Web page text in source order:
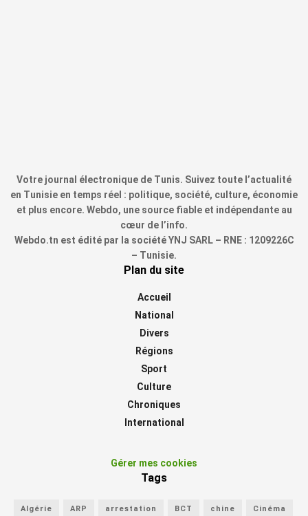
Votre journal électronique de Tunis. Suivez toute l’actualité
en Tunisie en temps réel : politique, société, culture, économie
et plus encore. Webdo, une source fiable et indépendante au
cœur de l’info.
Webdo.tn est édité par la société YNJ SARL – RNE : 1209226C
– Tunisie.
Plan du site
Accueil
National
Divers
Régions
Sport
Culture
Chroniques
International
Gérer mes cookies
Tags
Algérie ARP arrestation BCT chine Cinéma